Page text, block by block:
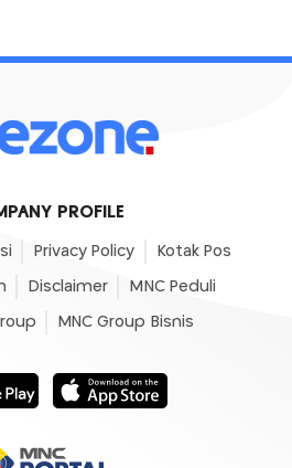
PROFILE
Privacy Policy Kotak Pos
Disclaimer MNC Peduli
MNC Group Bisnis